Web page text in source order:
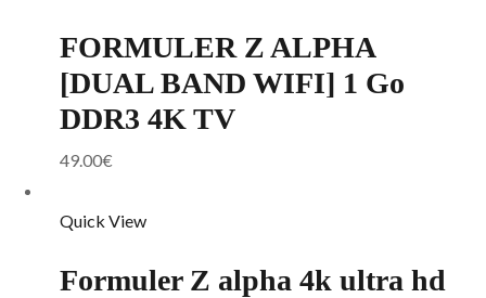
FORMULER Z ALPHA
[DUAL BAND WIFI] 1 Go
DDR3 4K TV
49.00€
Quick View
Formuler Z alpha 4k ultra hd